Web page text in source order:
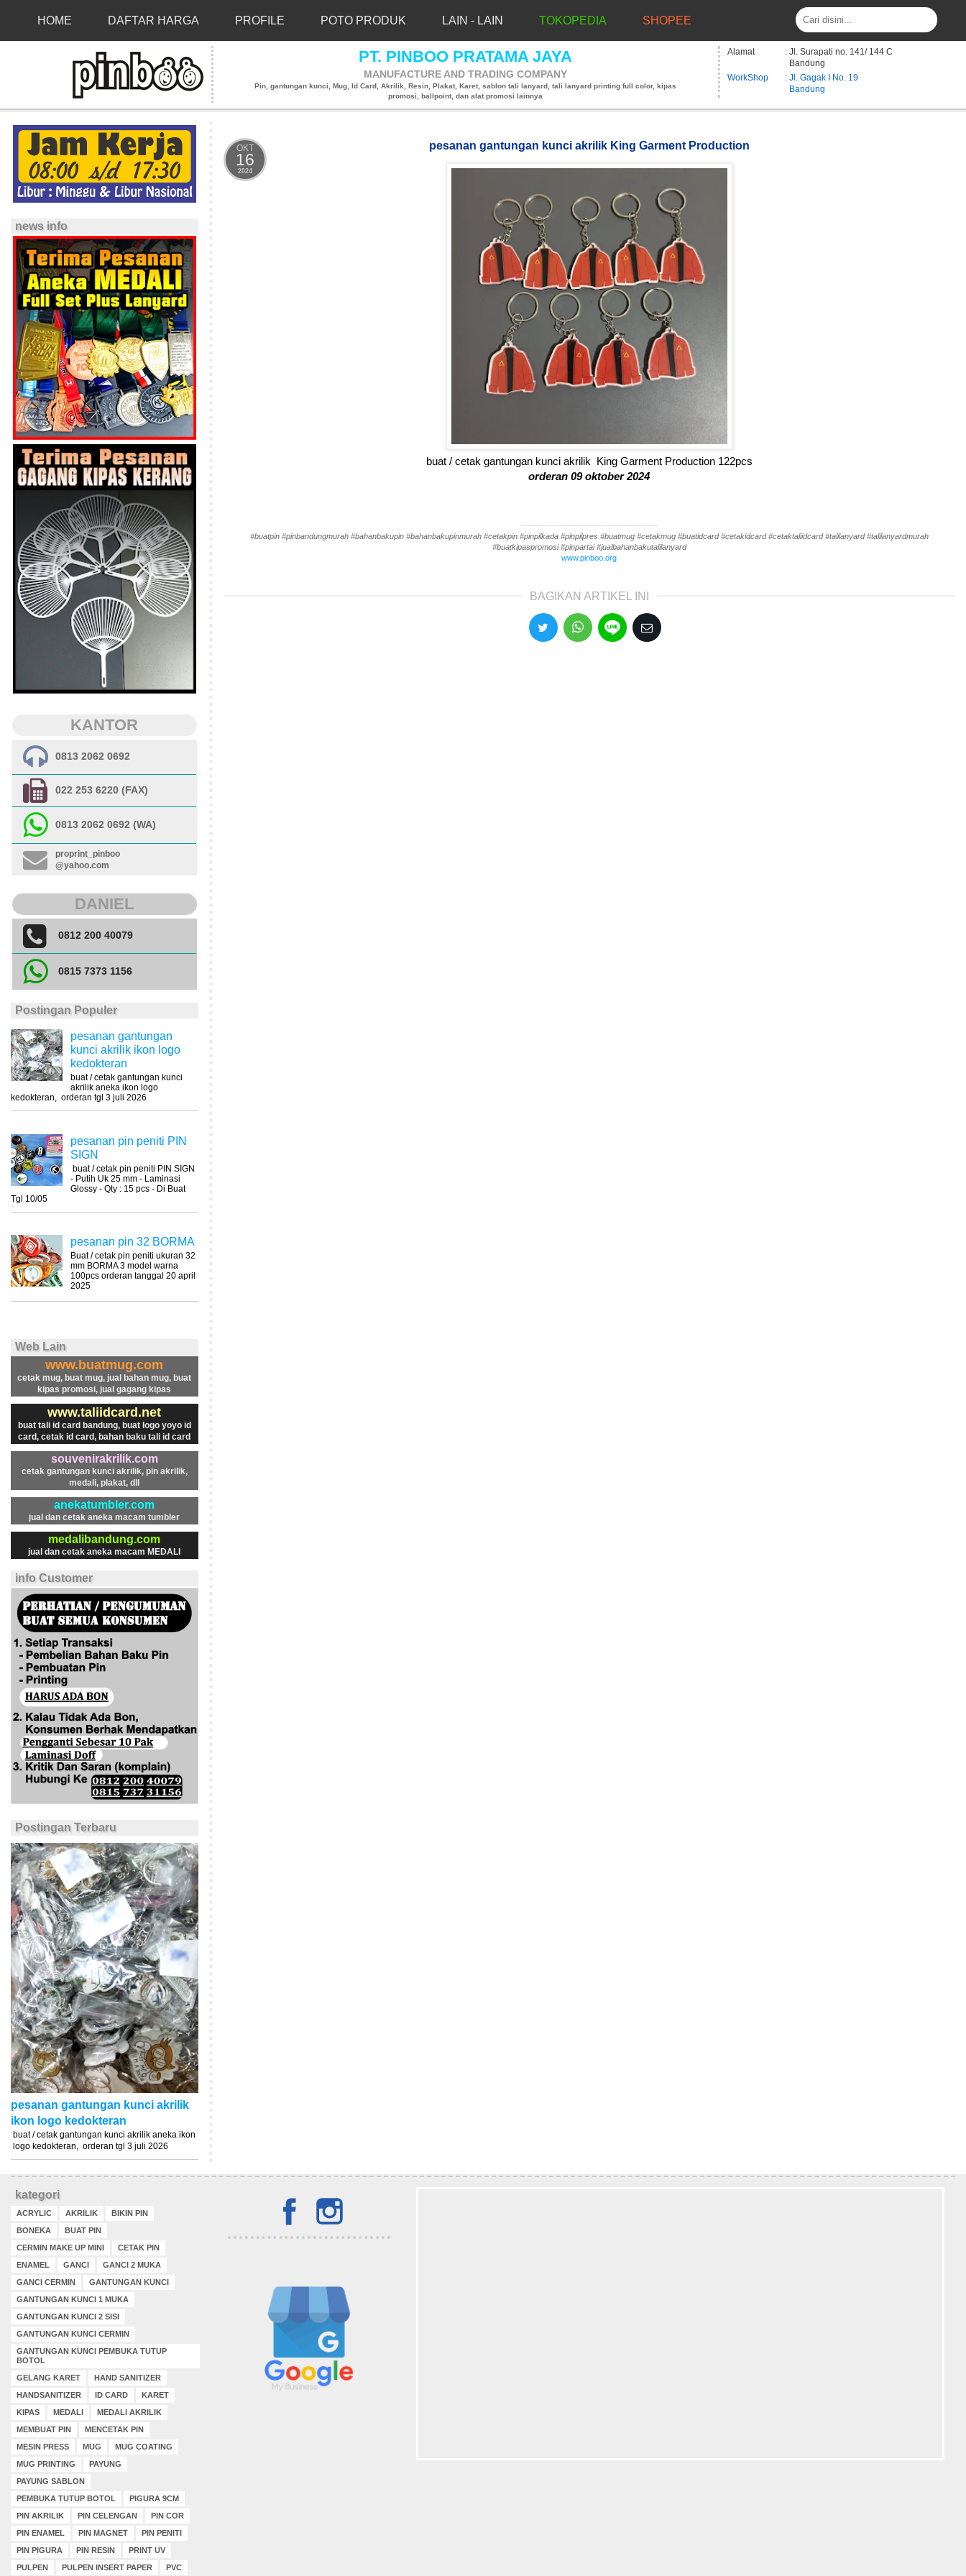
HOME DAFTAR HARGA PROFILE POTO PRODUK LAIN - LAIN TOKOPEDIA SHOPEE
PT. PINBOO PRATAMA JAYA
MANUFACTURE AND TRADING COMPANY
Pin, gantungan kunci, Mug, Id Card, Akrilik, Resin, Plakat, Karet, sablon tali lanyard, tali lanyard printing full color, kipas
promosi, ballpoint, dan alat promosi lainnya
Alamat
: Jl. Surapati no. 141/ 144 C
Bandung
WorkShop
: Jl. Gagak I No. 19
Bandung
news info
KANTOR
0813 2062 0692
022 253 6220 (FAX)
0813 2062 0692 (WA)
proprint_pinboo
@yahoo.com
DANIEL
0812 200 40079
0815 7373 1156
Postingan Populer
pesanan gantungan
kunci akrilik ikon logo
kedokteran
buat / cetak gantungan kunci
akrilik aneka ikon logo
kedokteran, orderan tgl 3 juli 2026
pesanan pin peniti PIN
SIGN
buat / cetak pin peniti PIN SIGN
- Putih Uk 25 mm - Laminasi
Glossy - Qty : 15 pcs - Di Buat
Tgl 10/05
pesanan pin 32 BORMA
Buat / cetak pin peniti ukuran 32
mm BORMA 3 model warna
100pcs orderan tanggal 20 april
2025
Web Lain
www.buatmug.com
cetak mug, buat mug, jual bahan mug, buat
kipas promosi, jual gagang kipas
www.taliidcard.net
buat tali id card bandung, buat logo yoyo id
card, cetak id card, bahan baku tali id card
souvenirakrilik.com
cetak gantungan kunci akrilik, pin akrilik,
medali, plakat, dll
anekatumbler.com
jual dan cetak aneka macam tumbler
medalibandung.com
jual dan cetak aneka macam MEDALI
info Customer
Postingan Terbaru
pesanan gantungan kunci akrilik
ikon logo kedokteran
buat / cetak gantungan kunci akrilik aneka ikon
logo kedokteran, orderan tgl 3 juli 2026
OKT
16
2024
pesanan gantungan kunci akrilik King Garment Production
buat / cetak gantungan kunci akrilik King Garment Production 122pcs
orderan 09 oktober 2024
------------------------------------------------
#buatpin #pinbandungmurah #bahanbakupin #bahanbakupinmurah #cetakpin #pinpilkada #pinpilpres #buatmug #cetakmug #buatidcard #cetakidcard #cetaktaliidcard #talilanyard #talilanyardmurah
#buatkipaspromosi #pinpartai #jualbahanbakutalilanyard
www.pinboo.org
BAGIKAN ARTIKEL INI
kategori
ACRYLIC AKRILIK
BIKIN PIN
BONEKA
BUAT PIN
CERMIN MAKE UP MINI
CETAK PIN
ENAMEL
GANCI
GANCI 2 MUKA
GANCI CERMIN
GANTUNGAN KUNCI
GANTUNGAN KUNCI 1 MUKA
GANTUNGAN KUNCI 2 SISI
GANTUNGAN KUNCI CERMIN
GANTUNGAN KUNCI PEMBUKA TUTUP
BOTOL
GELANG KARET
HAND SANITIZER
HANDSANITIZER
ID CARD
KARET
KIPAS
MEDALI
MEDALI AKRILIK
MEMBUAT PIN
MENCETAK PIN
MESIN PRESS
MUG
MUG COATING
MUG PRINTING
PAYUNG
PAYUNG SABLON
PEMBUKA TUTUP BOTOL
PIGURA 9CM
PIN AKRILIK
PIN CELENGAN
PIN COR
PIN ENAMEL
PIN MAGNET
PIN PENITI
PIN PIGURA
PIN RESIN
PRINT UV
PULPEN
PULPEN INSERT PAPER PVC